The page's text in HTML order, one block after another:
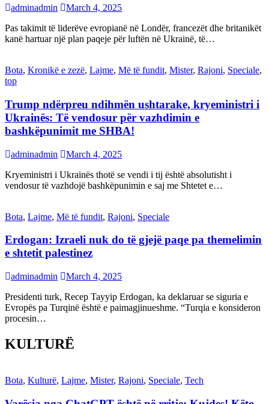
adminadmin
March 4, 2025
Pas takimit të liderëve evropianë në Londër, francezët dhe britanikët
kanë hartuar një plan paqeje për luftën në Ukrainë, të…
Bota, Kronikë e zezë, Lajme, Më të fundit, Mister, Rajoni, Speciale,
top
Trump ndërpreu ndihmën ushtarake, kryeministri i
Ukrainës: Të vendosur për vazhdimin e
bashkëpunimit me SHBA!
adminadmin
March 4, 2025
Kryeministri i Ukrainës thotë se vendi i tij është absolutisht i
vendosur të vazhdojë bashkëpunimin e saj me Shtetet e…
Bota, Lajme, Më të fundit, Rajoni, Speciale
Erdogan: Izraeli nuk do të gjejë paqe pa themelimin
e shtetit palestinez
adminadmin
March 4, 2025
Presidenti turk, Recep Tayyip Erdogan, ka deklaruar se siguria e
Evropës pa Turqinë është e paimagjinueshme. “Turqia e konsideron
procesin…
KULTURË
Bota, Kulturë, Lajme, Mister, Rajoni, Speciale, Tech